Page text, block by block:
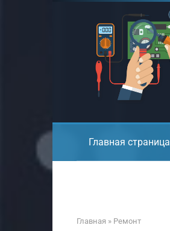
Главная страница
Главная » Ремонт